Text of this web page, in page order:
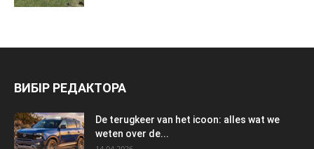
ВИБІР РЕДАКТОРА
De terugkeer van het icoon: alles wat we
weten over de...